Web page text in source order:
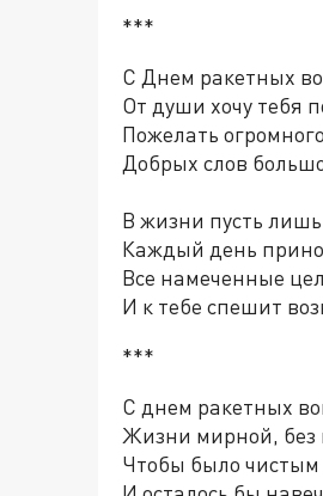
***
С Днем ракетных
От души хочу тебя
Пожелать
Добрых слов
В жизни пусть
Каждый день
Все намеченные
И к тебе спешит
***
С днем ракетных
Жизни мирной,
Чтобы было чистым